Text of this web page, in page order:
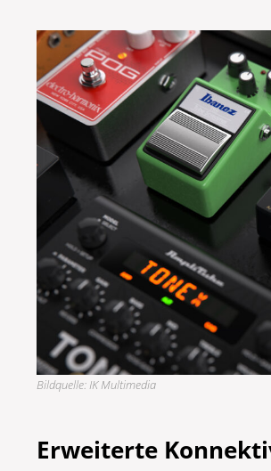
Bildquelle: IK Multimedia
Erweiterte